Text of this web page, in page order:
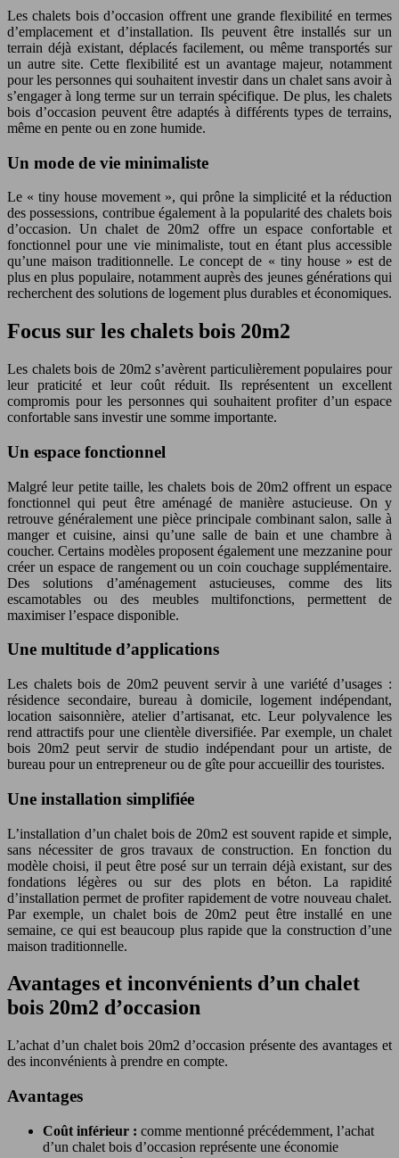
Les chalets bois d’occasion offrent une grande flexibilité en termes
d’emplacement et d’installation. Ils peuvent être installés sur un
terrain déjà existant, déplacés facilement, ou même transportés sur
un autre site. Cette flexibilité est un avantage majeur, notamment
pour les personnes qui souhaitent investir dans un chalet sans avoir à
s’engager à long terme sur un terrain spécifique. De plus, les chalets
bois d’occasion peuvent être adaptés à différents types de terrains,
même en pente ou en zone humide.
Un mode de vie minimaliste
Le « tiny house movement », qui prône la simplicité et la réduction
des possessions, contribue également à la popularité des chalets bois
d’occasion. Un chalet de 20m2 offre un espace confortable et
fonctionnel pour une vie minimaliste, tout en étant plus accessible
qu’une maison traditionnelle. Le concept de « tiny house » est de
plus en plus populaire, notamment auprès des jeunes générations qui
recherchent des solutions de logement plus durables et économiques.
Focus sur les chalets bois 20m2
Les chalets bois de 20m2 s’avèrent particulièrement populaires pour
leur praticité et leur coût réduit. Ils représentent un excellent
compromis pour les personnes qui souhaitent profiter d’un espace
confortable sans investir une somme importante.
Un espace fonctionnel
Malgré leur petite taille, les chalets bois de 20m2 offrent un espace
fonctionnel qui peut être aménagé de manière astucieuse. On y
retrouve généralement une pièce principale combinant salon, salle à
manger et cuisine, ainsi qu’une salle de bain et une chambre à
coucher. Certains modèles proposent également une mezzanine pour
créer un espace de rangement ou un coin couchage supplémentaire.
Des solutions d’aménagement astucieuses, comme des lits
escamotables ou des meubles multifonctions, permettent de
maximiser l’espace disponible.
Une multitude d’applications
Les chalets bois de 20m2 peuvent servir à une variété d’usages :
résidence secondaire, bureau à domicile, logement indépendant,
location saisonnière, atelier d’artisanat, etc. Leur polyvalence les
rend attractifs pour une clientèle diversifiée. Par exemple, un chalet
bois 20m2 peut servir de studio indépendant pour un artiste, de
bureau pour un entrepreneur ou de gîte pour accueillir des touristes.
Une installation simplifiée
L’installation d’un chalet bois de 20m2 est souvent rapide et simple,
sans nécessiter de gros travaux de construction. En fonction du
modèle choisi, il peut être posé sur un terrain déjà existant, sur des
fondations légères ou sur des plots en béton. La rapidité
d’installation permet de profiter rapidement de votre nouveau chalet.
Par exemple, un chalet bois de 20m2 peut être installé en une
semaine, ce qui est beaucoup plus rapide que la construction d’une
maison traditionnelle.
Avantages et inconvénients d’un chalet
bois 20m2 d’occasion
L’achat d’un chalet bois 20m2 d’occasion présente des avantages et
des inconvénients à prendre en compte.
Avantages
Coût inférieur : comme mentionné précédemment, l’achat
d’un chalet bois d’occasion représente une économie